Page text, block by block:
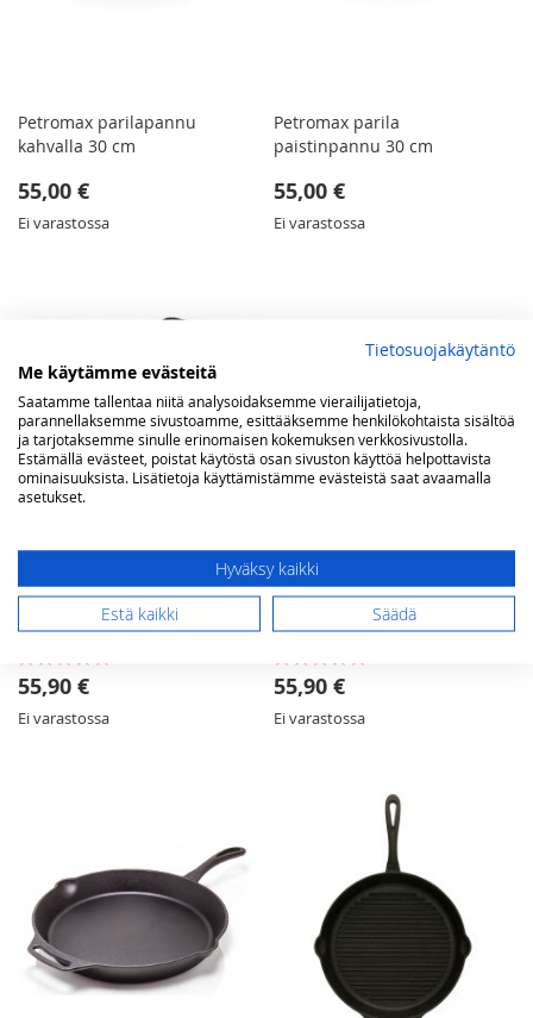
Petromax parilapannu
kahvalla 30 cm
55,00 €
Ei varastossa
Petromax parila
paistinpannu 30 cm
55,00 €
Ei varastossa
Petromax valurautainen
vuoka kannella k4
Rating:
100%
55,90 €
Ei varastossa
Petromax valurautapannu
Rating:
100%
55,90 €
Ei varastossa
Tietosuojakäytäntö
Me käytämme evästeitä
Saatamme tallentaa niitä analysoidaksemme vierailijatietoja,
parannellaksemme sivustoamme, esittääksemme henkilökohtaista sisältöä
ja tarjotaksemme sinulle erinomaisen kokemuksen verkkosivustolla.
Estämällä evästeet, poistat käytöstä osan sivuston käyttöä helpottavista
ominaisuuksista. Lisätietoja käyttämistämme evästeistä saat avaamalla
asetukset.
Hyväksy kaikki
Estä kaikki
Säädä